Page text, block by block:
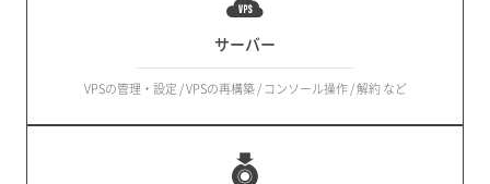
サーバー
VPSの管理・設定 / VPSの再構築 / コンソール操作 / 解約 など